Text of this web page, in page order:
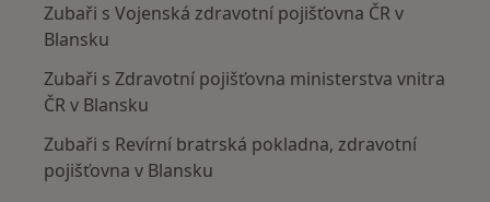
Zubaři s Vojenská zdravotní pojišťovna ČR v
Blansku
Zubaři s Zdravotní pojišťovna ministerstva vnitra
ČR v Blansku
Zubaři s Revírní bratrská pokladna, zdravotní
pojišťovna v Blansku